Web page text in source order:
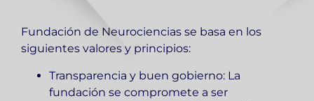
Fundación de Neurociencias se basa en los
siguientes valores y principios:
Transparencia y buen gobierno: La
fundación se compromete a ser